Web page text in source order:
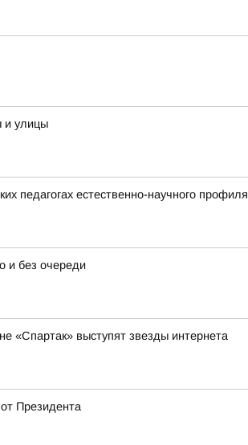
и улицы
педагогах естественно-научного профиля
и без очереди
«Спартак» выступят звезды интернета
Президента